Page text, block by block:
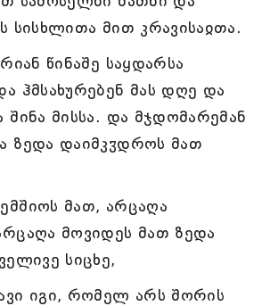
სისხლითა მით კრავისაჲთა.
წინაშე საყდარსა
ჰმსახურებენ მას დღე და
შინა მისსა. და მჯდომარემან
ზედა დაიმკჳდროს მათ
მათ, არცაღა
მოვიდეს მათ ზედა
სიცხე,
იგი, რომელ არს შორის